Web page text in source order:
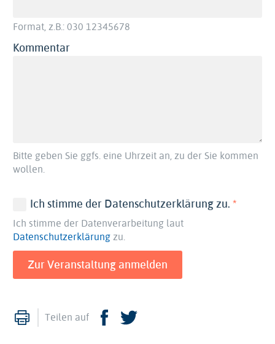
Format, z.B.: 030 12345678
Kommentar
Bitte geben Sie ggfs. eine Uhrzeit an, zu der Sie kommen
wollen.
Ich stimme der Datenschutzerklärung zu.
Ich stimme der Datenverarbeitung laut
Datenschutzerklärungzu.
Drucken
Teilen auf Facebook